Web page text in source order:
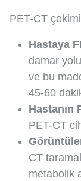
PET-CT
Hastaya
damar
ve bu
45-60
Hastanın
PET-CT
CT
metabolik